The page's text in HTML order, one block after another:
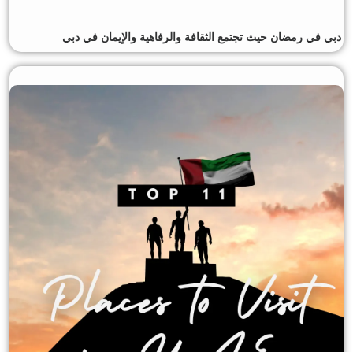
دبي في رمضان حيث تجتمع الثقافة والرفاهية والإيمان في دبي